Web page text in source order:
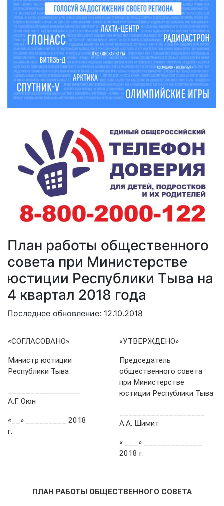
План работы общественного
совета при Министерстве
юстиции Республики Тыва на
4 квартал 2018 года
Последнее обновление: 12.10.2018
«СОГЛАСОВАНО»
Министр юстиции
Республики Тыва
А.Г. Оюн
«__» _________ 2018
г.
«УТВЕРЖДЕНО»
Председатель
общественного совета
при Министерстве
юстиции Республики Тыва
А.А. Шимит
« ___» _____________
2018 г.
ПЛАН РАБОТЫ ОБЩЕСТВЕННОГО СОВЕТА